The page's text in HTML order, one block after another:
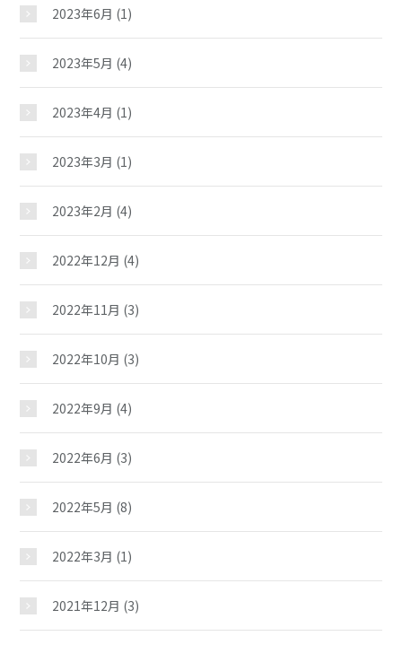
夢ステーション
2023年6月 (1)
2023年5月 (4)
2023年4月 (1)
2023年3月 (1)
2023年2月 (4)
2022年12月 (4)
2022年11月 (3)
2022年10月 (3)
2022年9月 (4)
2022年6月 (3)
2022年5月 (8)
2022年3月 (1)
2021年12月 (3)